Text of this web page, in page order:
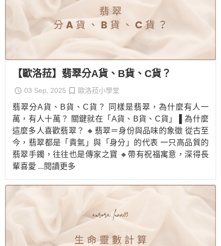
【歐洛菈】翡翠分A貨、B貨、C貨？
03 Sep, 2025 歐洛菈小學堂
翡翠分A貨、B貨、C貨？ 同樣是翡翠，為什麼有人一
萬，有人十萬？ 關鍵就在「A貨、B貨、C貨」 ▌為什麼
這麼多人喜歡翡翠？ 🔸翡翠＝身份與品味的象徵 從古至
今，翡翠都是「貴氣」與「身分」的代表 一只高品質的
翡翠手鐲，往往也是傳家之寶 🔸帶有祝福寓意，深得長
輩喜愛 ...閱讀更多